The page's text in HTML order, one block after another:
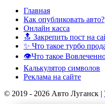
Главная
Как опубликовать авто?
Онлайн касса
🔝 Закрепить пост на
✨ Что такое турбо
👁️Что такое
Калькулятор символов
Реклама на сайте
© 2019 - 2026 Авто Луганск |